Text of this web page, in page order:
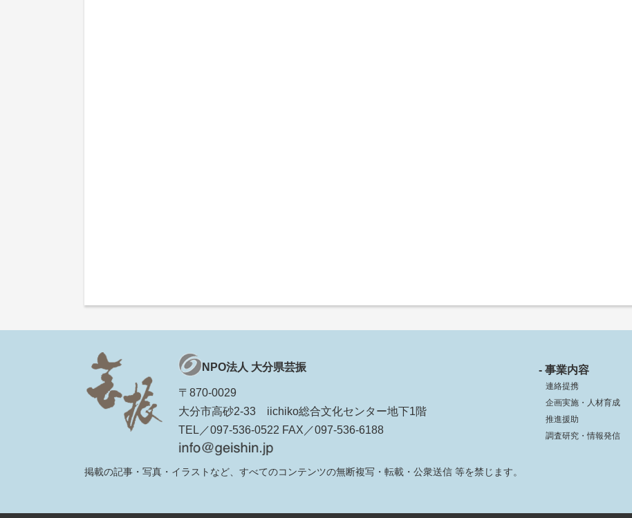
NPO法人 大分県芸振
〒870-0029
大分市高砂2-33 iichiko総合文化センター地下1階
TEL／097-536-0522 FAX／097-536-6188
掲載の記事・写真・イラストなど、すべてのコンテンツの無断複写・転載・公衆送信 等を禁じます。
- 事業内容
連絡提携
企画実施・人材育成
推進援助
調査研究・情報発信